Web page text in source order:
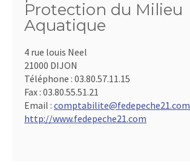
Protection du Milieu
Aquatique
4 rue louis Neel
21000 DIJON
Téléphone : 03.80.57.11.15
Fax : 03.80.55.51.21
Email : comptabilite@fedepeche21.com
http://www.fedepeche21.com